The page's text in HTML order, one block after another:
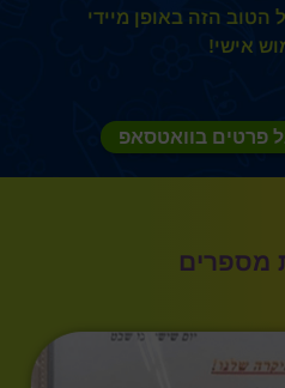
הזה באופן מיידי
אישי!
פרטים בוואטסאפ
מספרים